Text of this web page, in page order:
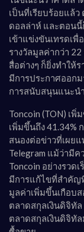
เป็นที่เรียบร้อยแล้
ดอลล่าห์ และตอนนี้
เข้าแข่งขันเทรดเ
รางวัลมูลค่ากว่า
สื่อต่างๆ ก็ยิ่งทำให้
มีการประกาศออกม
การสนับสนุนแนะน
Toncoin (TON) เ
เพิ่มขึ้นถึง 41.34%
สนองต่อข่าวที่เผย
Telegram แม้ว่ามี
Toncoin อย่างรวด
มีการแก้ไขที่สำคัญ
มูลค่าเพิ่มขึ้นเกือบ
ตลาดสกุลเงินดิจิทัล
ตลาดสกุลเงินดิจิทั